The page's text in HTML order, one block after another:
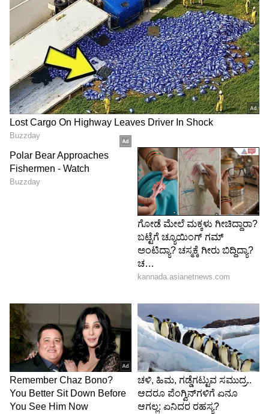
“ಇಲ್ಲಿ ಜನರಿಗೆ ಒಬ್ಬ ಗರ್ಲ್‌ಫ್ರೆಂಡ್ ಕೂಡ ಸಿಗುತ್ತಿಲ್ಲ, ಆದರೆ
ಇವನಿಗೆ ಮೂವರು!” ಎಂದು ತಮಾಷೆ ಮಾಡಿದ್ದಾರೆ.
ಕೆಲವರು ಆ ಯುವಕನ “ಅದೃಷ್ಟ”ವನ್ನು ಹೊಗಳುತ್ತಿದ್ದರೆ, ಇನ್ನೂ
ಕೆಲವರು ಅವನನ್ನು “ಅತಿ ಆತ್ಮವಿಶ್ವಾಸದ ಆಟಗಾರ” ಎಂದು
ಕರೆಯುತ್ತಿದ್ದಾರೆ.
ನಿಜವೇ ಅಥವಾ ಸ್ಕ್ರಿಪ್ಟೆಡ್ ವಿಡಿಯೋ?
ಈ ಘಟನೆ ನಿಜವಾಗಿಯೇ ನಡೆದಿದೆಯೇ ಅಥವಾ ಕೇವಲ
ಮನರಂಜನೆಗಾಗಿ ಸ್ಕ್ರಿಪ್ಟ್ ಮಾಡಲಾದ ವೀಡಿಯೊವೋ
ಎಂಬುದು ಇನ್ನೂ ಸ್ಪಷ್ಟವಾಗಿಲ್ಲ. ಆದರೂ ಈ ಕ್ಲಿಪ್ ಮಾತ್ರ
ಸಾಮಾಜಿಕ ಜಾಲತಾಣಗಳಲ್ಲಿ ಭಾರೀ ವೈರಲ್ ಆಗಿದ್ದು,
ಲಕ್ಷಾಂತರ ಜನರು ವೀಕ್ಷಿಸುತ್ತಿದ್ದಾರೆ.
ಇತ್ತೀಚಿನ ದಿನಗಳಲ್ಲಿ ಜನರು ಕೇವಲ ಜಗಳಗಳನ್ನಷ್ಟೇ ಅಲ್ಲ,
ಇಂತಹ ವಿಚಿತ್ರ ಮತ್ತು ಮನರಂಜನಾತ್ಮಕ ಘಟನೆಗಳನ್ನೂ
ಹೆಚ್ಚು ಆಸಕ್ತಿಯಿಂದ ನೋಡುತ್ತಿದ್ದಾರೆ. ಅದಕ್ಕಾಗಿಯೇ ಈ
“ಗೋವಾ ಫ್ಲೈಟ್ ಲವ್ ಡ್ರಾಮಾ” ಈಗ ಇಂಟರ್ನೆಟ್‌ನ ಹೊಸ
ಹಾಟ್ ಟಾಪಿಕ್ ಆಗಿದೆ.